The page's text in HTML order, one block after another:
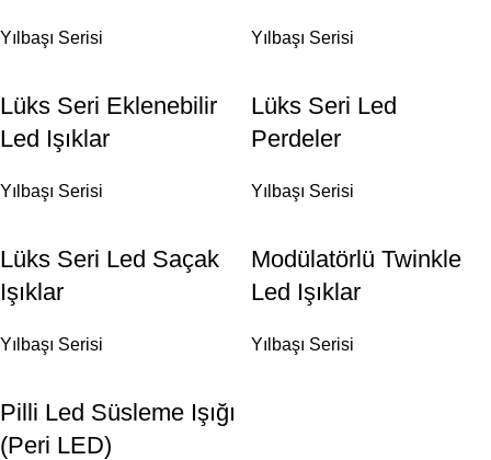
Yılbaşı Serisi Yılbaşı Serisi
Lüks Seri Eklenebilir
Led Işıklar
Yılbaşı Serisi
Lüks Seri Led
Perdeler
Yılbaşı Serisi
Lüks Seri Led Saçak
Işıklar
Yılbaşı Serisi
Modülatörlü Twinkle
Led Işıklar
Yılbaşı Serisi
Pilli Led Süsleme Işığı
(Peri LED)